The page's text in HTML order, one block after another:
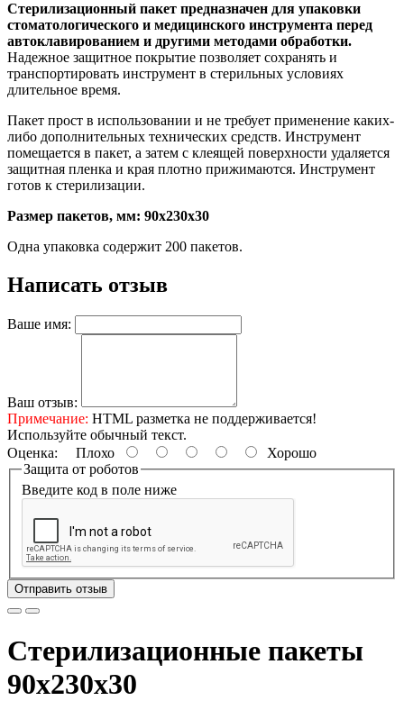
Стерилизационный пакет предназначен для упаковки
стоматологического и медицинского инструмента перед
автоклавированием и другими методами обработки.
Надежное защитное покрытие позволяет сохранять и
транспортировать инструмент в стерильных условиях
длительное время.
Пакет прост в использовании и не требует применение каких-
либо дополнительных технических средств. Инструмент
помещается в пакет, а затем с клеящей поверхности удаляется
защитная пленка и края плотно прижимаются. Инструмент
готов к стерилизации.
Размер пакетов, мм: 90х230х30
Одна упаковка содержит 200 пакетов.
Написать отзыв
Ваше имя:
Ваш отзыв:
Примечание: HTML разметка не поддерживается!
Используйте обычный текст.
Оценка: Плохо
Хорошо
Защита от роботов
Введите код в поле ниже
Отправить отзыв
Стерилизационные пакеты
90х230х30